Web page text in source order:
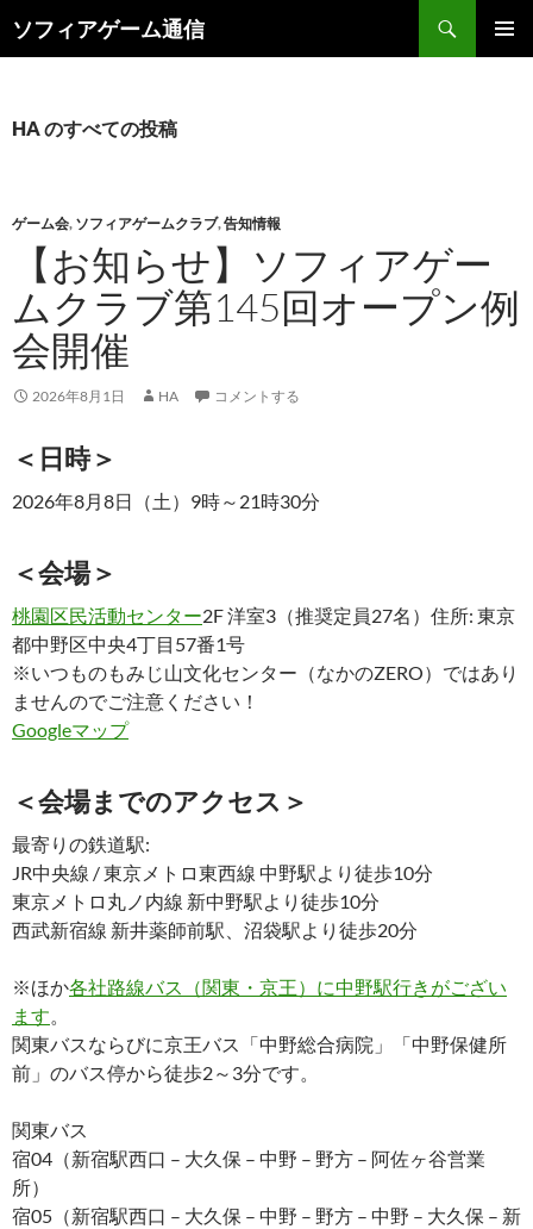
ソフィアゲーム通信
索
ン
キ
HA のすべての投稿
ゲーム会, ソフィアゲームクラブ,告知情報
【お知らせ】ソフィアゲー
ムクラブ第145回オープン例
会開催
2026年8月1日 HA コメントする
＜日時＞
2026年8月8日（土）9時～21時30分
＜会場＞
桃園区民活動センター2F 洋室3（推奨定員27名）住所: 東京
都中野区中央4丁目57番1号
※いつものもみじ山文化センター（なかのZERO）ではあり
ませんのでご注意ください！
Googleマップ
＜会場までのアクセス＞
最寄りの鉄道駅:
JR中央線 / 東京メトロ東西線 中野駅より徒歩10分
東京メトロ丸ノ内線 新中野駅より徒歩10分
西武新宿線 新井薬師前駅、沼袋駅より徒歩20分
※ほか各社路線バス（関東・京王）に中野駅行きがござい
ます。
関東バスならびに京王バス「中野総合病院」「中野保健所
前」のバス停から徒歩2～3分です。
関東バス
宿04（新宿駅西口 – 大久保 – 中野 – 野方 – 阿佐ヶ谷営業
所）
宿05（新宿駅西口 – 大久保 – 中野 – 野方 – 中野 – 大久保 – 新